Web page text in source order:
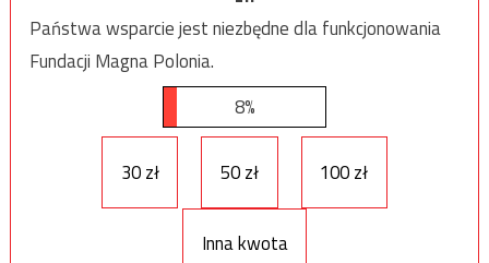
Państwa wsparcie jest niezbędne dla funkcjonowania
Fundacji Magna Polonia.
8%
30 zł 50 zł 100 zł
Inna kwota